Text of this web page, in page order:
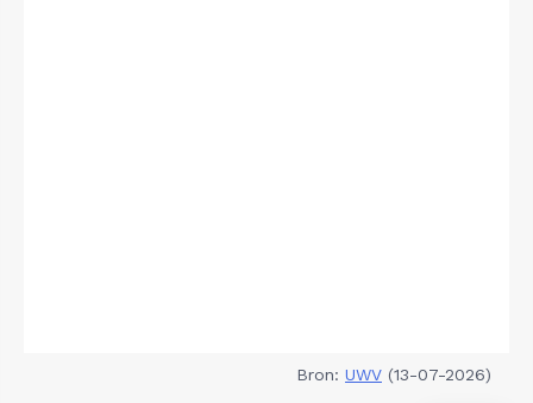
Bron: UWV (13-07-2026)